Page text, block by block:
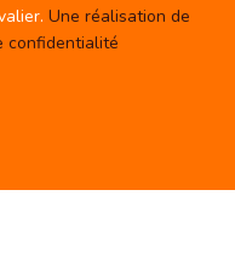
Une réalisation de
confidentialité